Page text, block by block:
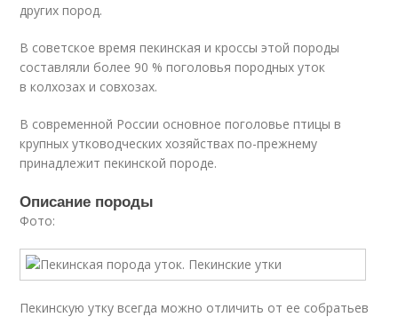
других пород.
В советское время пекинская и кроссы этой породы
составляли более 90 % поголовья породных уток
в колхозах и совхозах.
В современной России основное поголовье птицы в
крупных утководческих хозяйствах по-прежнему
принадлежит пекинской породе.
Описание породы
Фото:
Пекинскую утку всегда можно отличить от ее собратьев